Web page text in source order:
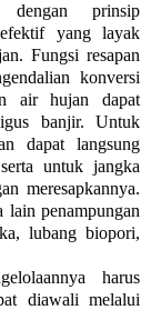
dengan prinsip
yang layak
Fungsi resapan
konversi
air hujan dapat
banjir. Untuk
dapat langsung
untuk jangka
meresapkannya.
lain penampungan
lubang biopori,
harus
diawali melalui